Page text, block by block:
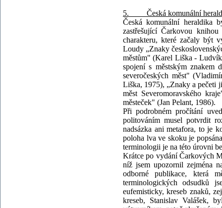
5. Česká komunální
Česká komunální heraldika
zastřešující Čarkovou
charakteru, které začaly být
Loudy „Znaky
městům" (Karel Liška -
spojení s městským znakem
severočeských měst"
Liška, 1975), „Znaky a pečeti
měst Severomoravského
městeček" (Jan Pelant, 1986).
Při podrobném pročítání
politováním musel potvrdit
nadsázka ani metafora, to je
poloha lva ve skoku je
terminologii je na této úrovni
Krátce po vydání Čarkových
níž jsem upozornil zejména
odborné publikace, která
terminologických odsudků
eufemisticky, kreseb znaků,
kreseb, Stanislav Valášek,